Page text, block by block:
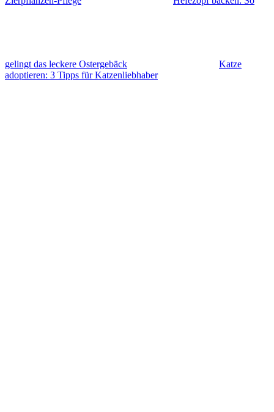
gelingt das leckere Ostergebäck
Katze
adoptieren: 3 Tipps für Katzenliebhaber